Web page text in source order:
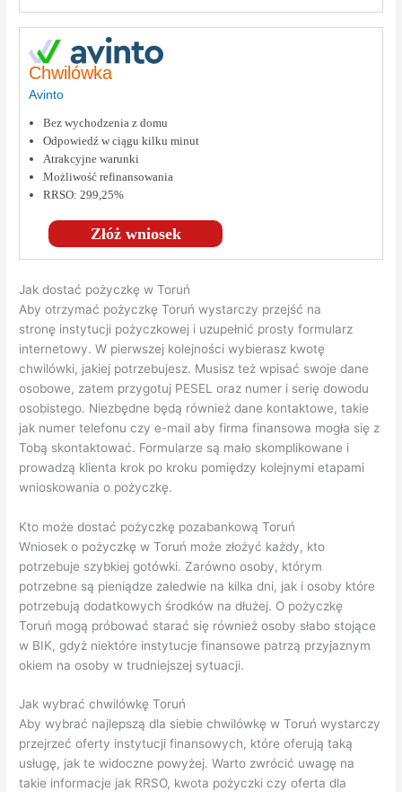
Chwilówka
Avinto
Złóż wniosek
Bez wychodzenia z domu
Odpowiedź w ciągu kilku minut
Atrakcyjne warunki
Możliwość refinansowania
RRSO: 299,25%
Jak dostać pożyczkę w Toruń
Aby otrzymać pożyczkę Toruń wystarczy przejść na
stronę instytucji pożyczkowej i uzupełnić prosty formularz
internetowy. W pierwszej kolejności wybierasz kwotę
chwilówki, jakiej potrzebujesz. Musisz też wpisać swoje dane
osobowe, zatem przygotuj PESEL oraz numer i serię dowodu
osobistego. Niezbędne będą również dane kontaktowe, takie
jak numer telefonu czy e-mail aby firma finansowa mogła się z
Tobą skontaktować. Formularze są mało skomplikowane i
prowadzą klienta krok po kroku pomiędzy kolejnymi etapami
wnioskowania o pożyczkę.
Kto może dostać pożyczkę pozabankową Toruń
Wniosek o pożyczkę w Toruń może złożyć każdy, kto
potrzebuje szybkiej gotówki. Zarówno osoby, którym
potrzebne są pieniądze zaledwie na kilka dni, jak i osoby które
potrzebują dodatkowych środków na dłużej. O pożyczkę
Toruń mogą próbować starać się również osoby słabo stojące
w BIK, gdyż niektóre instytucje finansowe patrzą przyjaznym
okiem na osoby w trudniejszej sytuacji.
Jak wybrać chwilówkę Toruń
Aby wybrać najlepszą dla siebie chwilówkę w Toruń wystarczy
przejrzeć oferty instytucji finansowych, które oferują taką
usługę, jak te widoczne powyżej. Warto zwrócić uwagę na
takie informacje jak RRSO, kwota pożyczki czy oferta dla